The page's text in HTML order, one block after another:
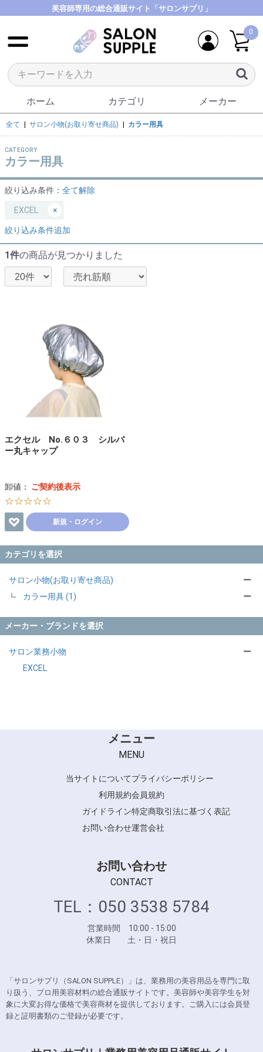
美容師専用の総合通販サイト「サロンサプリ」
0
ホーム カテゴリ メーカー
カテゴリを選択
サロン小物(お取り寄せ商品)
カラー用具 (1)
ー
ー
メーカー・ブランドを選択
サロン業務小物
EXCEL
ー
全て サロン小物(お取り寄せ商品) カラー用具
CATEGORY
カラー用具
絞り込み条件： 全て解除
EXCEL ×
絞り込み条件追加
1件の商品が見つかりました
エクセル No.６０３ シルバ
ー丸キャップ
卸値： ご契約後表示
☆☆☆☆☆
新規・ログイン
メニュー
MENU
当サイトについてプライバシーポリシー
利用規約会員規約
ガイドライン特定商取引法に基づく表記
お問い合わせ運営会社
お問い合わせ
CONTACT
TEL：050 3538 5784
営業時間 10:00 - 15:00
休業日 土・日・祝日
「サロンサプリ（SALON SUPPLE）」は、業務用の美容用品を専門に取
り扱う、プロ用美容材料の総合通販サイトです。美容師や美容学生を対
象に大変お得な価格で美容商材を提供しております。ご購入には会員登
録と証明書類のご登録が必要です。